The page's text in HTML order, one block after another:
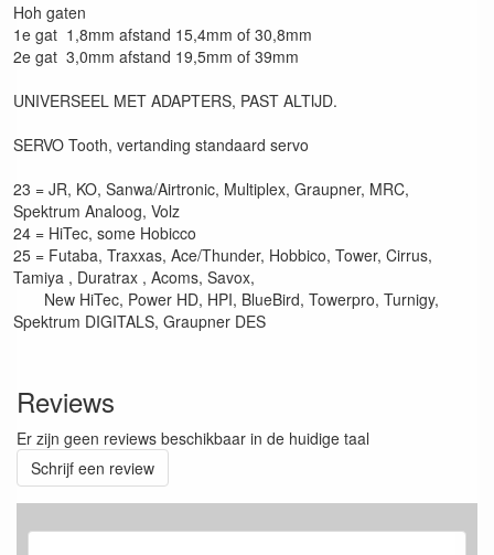
Hoh gaten
1e gat 1,8mm afstand 15,4mm of 30,8mm
2e gat 3,0mm afstand 19,5mm of 39mm
UNIVERSEEL MET ADAPTERS, PAST ALTIJD.
SERVO Tooth, vertanding standaard servo
23 = JR, KO, Sanwa/Airtronic, Multiplex, Graupner, MRC,
Spektrum Analoog, Volz
24 = HiTec, some Hobicco
25 = Futaba, Traxxas, Ace/Thunder, Hobbico, Tower, Cirrus,
Tamiya , Duratrax , Acoms, Savox,
New HiTec, Power HD, HPI, BlueBird, Towerpro, Turnigy,
Spektrum DIGITALS, Graupner DES
Reviews
Er zijn geen reviews beschikbaar in de huidige taal
Schrijf een review